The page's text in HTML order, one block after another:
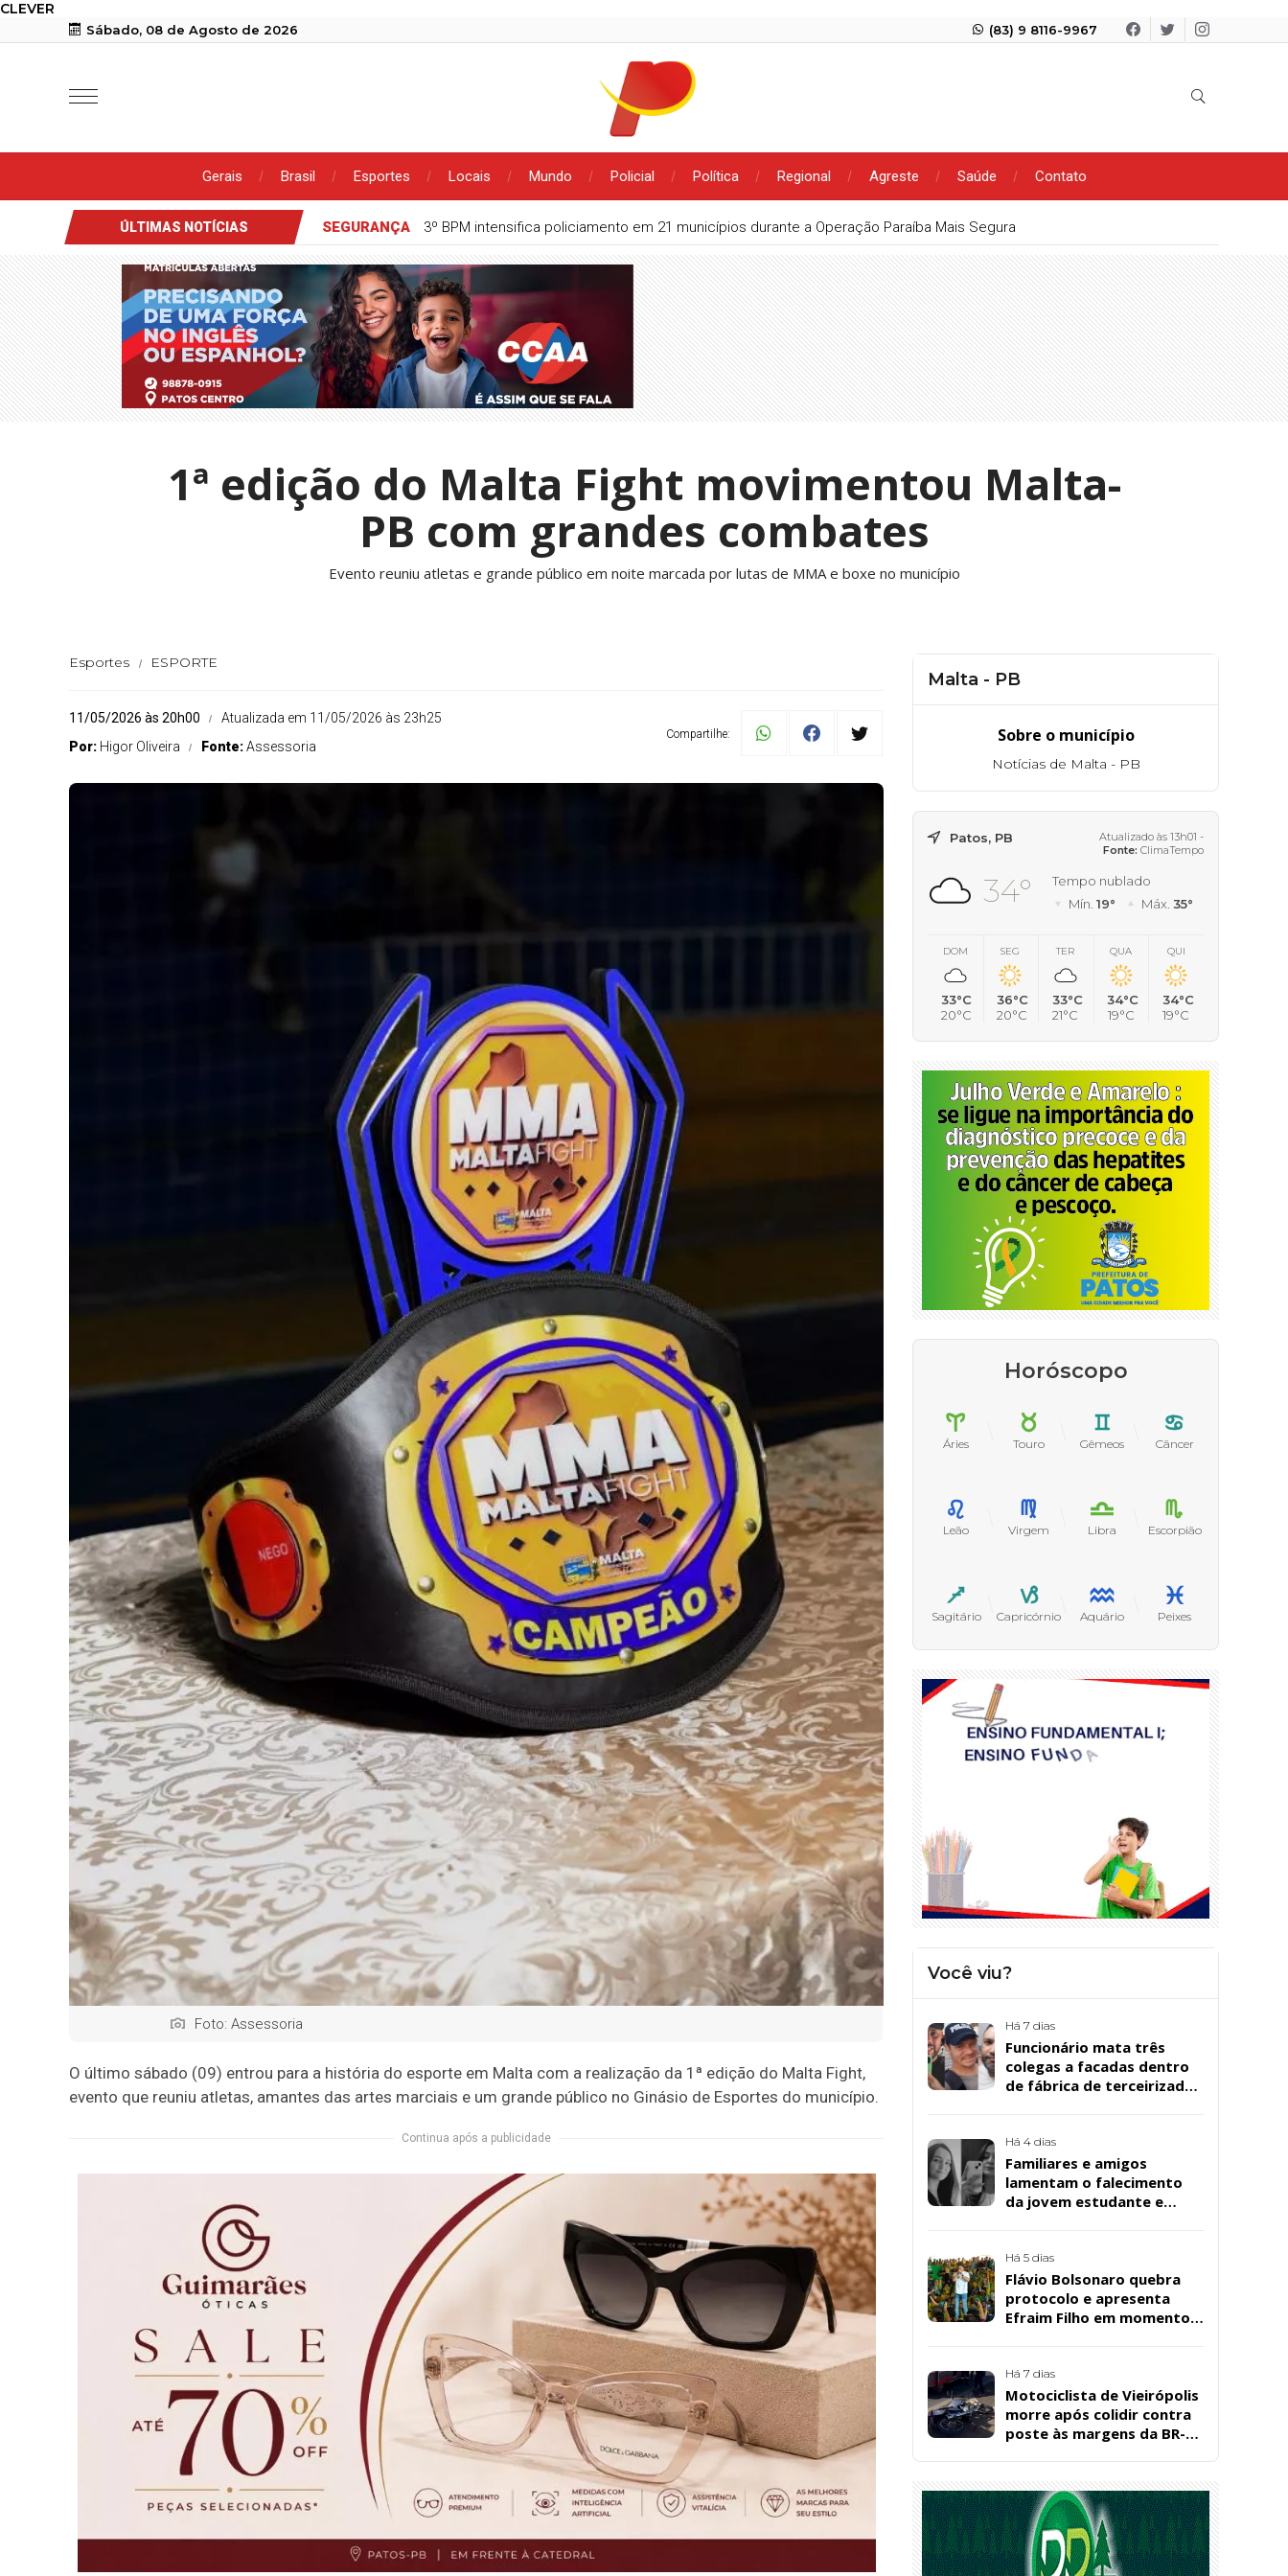
CLEVER
Sábado, 08 de Agosto de 2026 (83) 9 8116-9967
Gerais Brasil Esportes Locais Mundo Policial Política Regional Agreste Saúde Contato
ÚLTIMAS NOTÍCIAS SEGURANÇA 3º BPM intensifica policiamento em 21 municípios durante a Operação Paraíba Mais Segura
1ª edição do Malta Fight movimentou Malta-
PB com grandes combates
Evento reuniu atletas e grande público em noite marcada por lutas de MMA e boxe no município
Esportes ESPORTE
11/05/2026 às 20h00
Atualizada em 11/05/2026 às 23h25
Por: Higor Oliveira Fonte:Assessoria
Compartilhe:
Foto: Assessoria
O último sábado (09) entrou para a história do esporte em Malta com a realização da 1ª edição do Malta Fight,
evento que reuniu atletas, amantes das artes marciais e um grande público no Ginásio de Esportes do município.
Continua após a publicidade
Malta - PB
Sobre o município
Notícias de Malta - PB
Patos, PB
Atualizado às 13h01 -
Fonte: ClimaTempo
34°
Tempo nublado
Mín. 19° Máx. 35°
DOM
33°C
20°C
SEG
36°C
20°C
TER
33°C
21°C
QUA
34°C
19°C
QUI
34°C
19°C
Horóscopo
Áries Touro Gêmeos Câncer
Leão Virgem Libra Escorpião
Sagitário Capricórnio Aquário Peixes
Você viu?
Há 7 dias
Funcionário mata três
colegas a facadas dentro
de fábrica de terceirizada
Há 4 dias
Familiares e amigos
lamentam o falecimento
da jovem estudante e
Santos, em Patos
Há 5 dias
Flávio Bolsonaro quebra
protocolo e apresenta
Efraim Filho em momento
Há 7 dias
Motociclista de Vieirópolis
morre após colidir contra
poste às margens da BR-